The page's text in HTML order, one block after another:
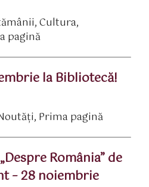
,Cultura,
pagină
la Bibliotecă!
, Prima pagină
România” de
– 28 noiembrie